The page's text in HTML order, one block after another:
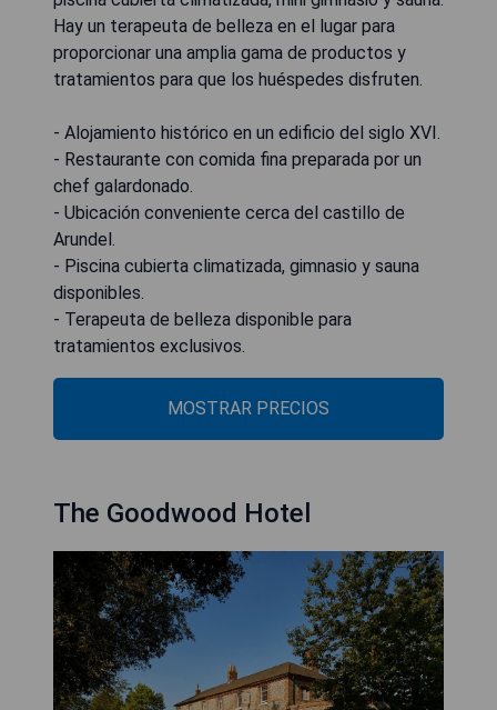
Hay un terapeuta de belleza en el lugar para
proporcionar una amplia gama de productos y
tratamientos para que los huéspedes disfruten.
- Alojamiento histórico en un edificio del siglo XVI.
- Restaurante con comida fina preparada por un
chef galardonado.
- Ubicación conveniente cerca del castillo de
Arundel.
- Piscina cubierta climatizada, gimnasio y sauna
disponibles.
- Terapeuta de belleza disponible para
tratamientos exclusivos.
MOSTRAR PRECIOS
The Goodwood Hotel